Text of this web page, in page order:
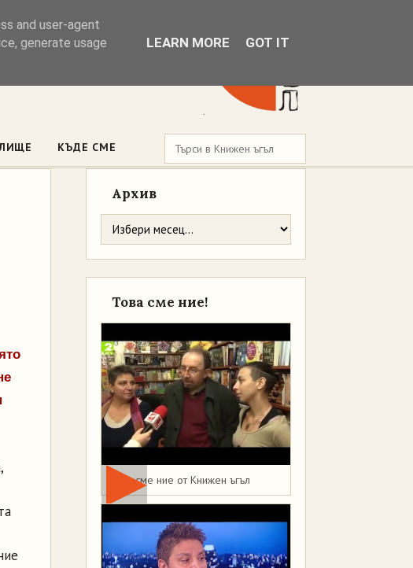
КЪДЕ СМЕ
Архив
Това сме ние!
Това сме ние от Книжен ъгъл
and user-agent
generate usage
LEARN MORE GOT IT